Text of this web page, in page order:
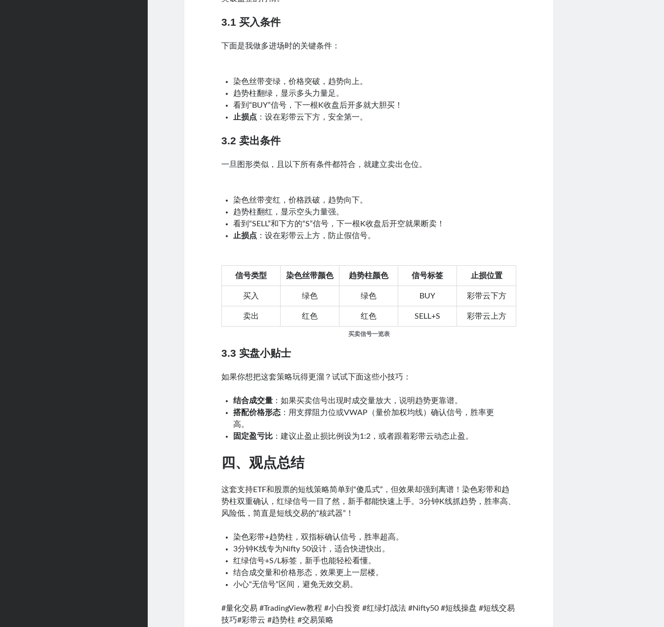
3.1 买入条件
下面是我做多进场时的关键条件：
染色丝带变绿，价格突破，趋势向上。
趋势柱翻绿，显示多头力量足。
看到“BUY”信号，下一根K收盘后开多就大胆买！
止损点 ：设在彩带云下方，安全第一。
3.2 卖出条件
一旦图形类似，且以下所有条件都符合，就建立卖出仓位。
染色丝带变红，价格跌破，趋势向下。
趋势柱翻红，显示空头力量强。
看到“SELL”和下方的“S”信号，下一根K收盘后开空就果断卖！
止损点 ：设在彩带云上方，防止假信号。
信号类型 染色丝带颜色 趋势柱颜色 信号标签 止损位置
买入 绿色 绿色 BUY 彩带云下方
卖出 红色 红色 SELL+S 彩带云上方
买卖信号一览表
3.3 实盘小贴士
如果你想把这套策略玩得更溜？试试下面这些小技巧：
结合成交量 ：如果买卖信号出现时成交量放大，说明趋势更靠谱。
搭配价格形态 ：用支撑阻力位或VWAP（量价加权均线）确认信号，胜率更
高。
固定盈亏比 ：建议止盈止损比例设为1:2，或者跟着彩带云动态止盈。
四、观点总结
这套支持ETF和股票的短线策略简单到“傻瓜式”，但效果却强到离谱！染色彩带和趋
势柱双重确认，红绿信号一目了然，新手都能快速上手。3分钟K线抓趋势，胜率高、
风险低，简直是短线交易的“核武器”！
染色彩带+趋势柱，双指标确认信号，胜率超高。
3分钟K线专为Nifty 50设计，适合快进快出。
红绿信号+S/L标签，新手也能轻松看懂。
结合成交量和价格形态，效果更上一层楼。
小心“无信号”区间，避免无效交易。
#量化交易 #TradingView教程 #小白投资 #红绿灯战法 #Nifty50 #短线操盘 #短线交易
技巧#彩带云 #趋势柱 #交易策略